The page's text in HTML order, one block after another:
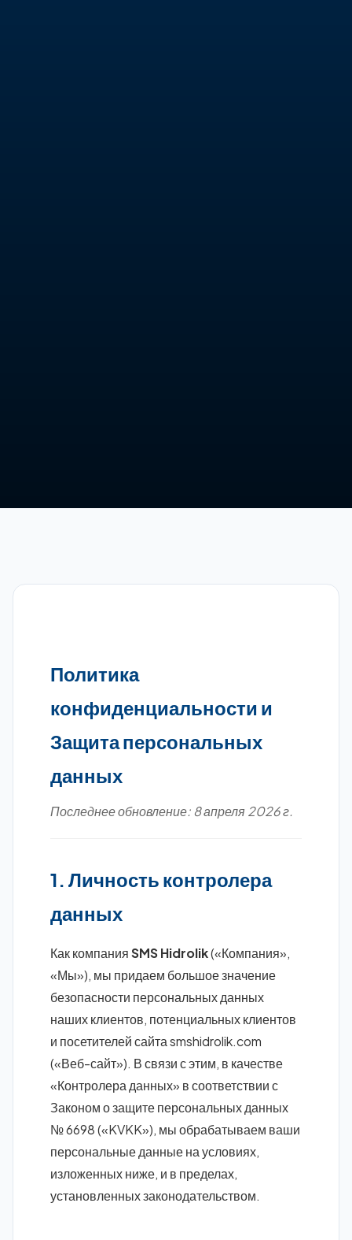
Политика
конфиденциальности и
Защита персональных
данных
Последнее обновление: 8 апреля 2026 г.
1. Личность контролера
данных
Как компанияSMS Hidrolik(«Компания»,
«Мы»), мы придаем большое значение
безопасности персональных данных
наших клиентов, потенциальных клиентов
и посетителей сайта smshidrolik.com
(«Веб-сайт»). В связи с этим, в качестве
«Контролера данных» в соответствии с
Законом о защите персональных данных
№ 6698 («KVKK»), мы обрабатываем ваши
персональные данные на условиях,
изложенных ниже, и в пределах,
установленных законодательством.